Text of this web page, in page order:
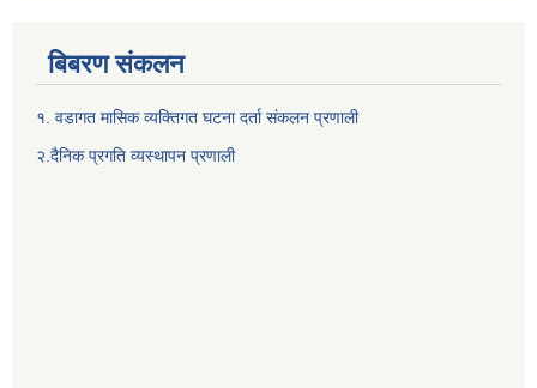
बिबरण संकलन
१. वडागत मासिक व्यक्तिगत घटना दर्ता संकलन प्रणाली
२.दैनिक प्रगति व्यस्थापन प्रणाली